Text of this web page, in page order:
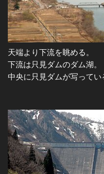
天端より下流を眺める。
下流は只見ダムのダム湖。
中央に只見ダムが写ってい